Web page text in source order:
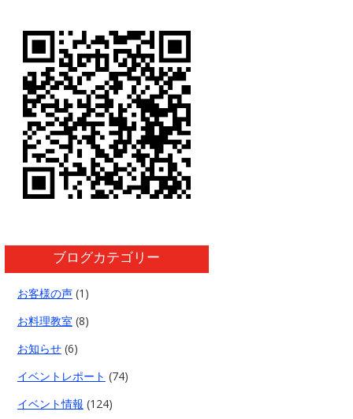
ブログカテゴリー
お客様の声(1)
お料理教室 (8)
お知らせ(6)
イベントレポート (74)
イベント情報 (124)